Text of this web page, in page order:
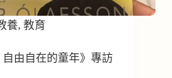
養, 教育
自由自在的童年》專訪